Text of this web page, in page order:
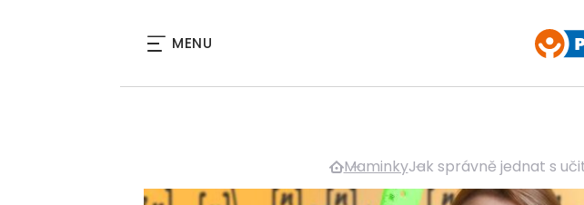
MENU
MaminkyJak správně jednat s